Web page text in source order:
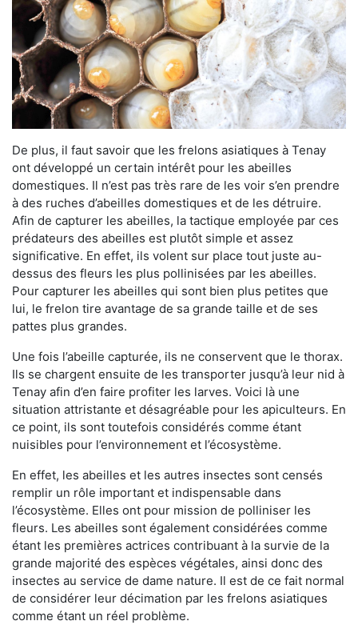
De plus, il faut savoir que les frelons asiatiques à Tenay
ont développé un certain intérêt pour les abeilles
domestiques. Il n’est pas très rare de les voir s’en prendre
à des ruches d’abeilles domestiques et de les détruire.
Afin de capturer les abeilles, la tactique employée par ces
prédateurs des abeilles est plutôt simple et assez
significative. En effet, ils volent sur place tout juste au-
dessus des fleurs les plus pollinisées par les abeilles.
Pour capturer les abeilles qui sont bien plus petites que
lui, le frelon tire avantage de sa grande taille et de ses
pattes plus grandes.
Une fois l’abeille capturée, ils ne conservent que le thorax.
Ils se chargent ensuite de les transporter jusqu’à leur nid à
Tenay afin d’en faire profiter les larves. Voici là une
situation attristante et désagréable pour les apiculteurs. En
ce point, ils sont toutefois considérés comme étant
nuisibles pour l’environnement et l’écosystème.
En effet, les abeilles et les autres insectes sont censés
remplir un rôle important et indispensable dans
l’écosystème. Elles ont pour mission de polliniser les
fleurs. Les abeilles sont également considérées comme
étant les premières actrices contribuant à la survie de la
grande majorité des espèces végétales, ainsi donc des
insectes au service de dame nature. Il est de ce fait normal
de considérer leur décimation par les frelons asiatiques
comme étant un réel problème.